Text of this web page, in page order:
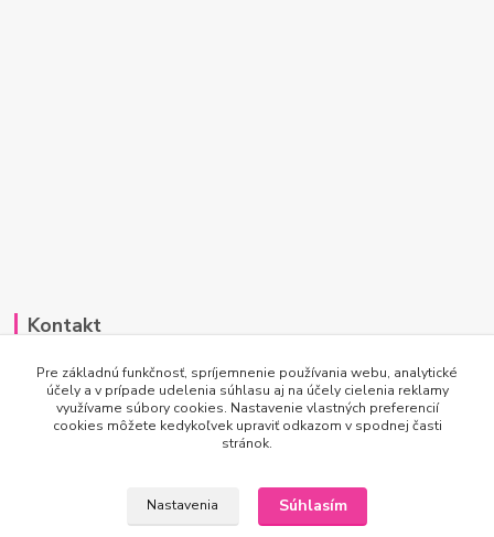
Kontakt
Po-Pi 7:00 - 15:30
info@princesscar.sk
Pre základnú funkčnosť, spríjemnenie používania webu, analytické
účely a v prípade udelenia súhlasu aj na účely cielenia reklamy
využívame súbory cookies. Nastavenie vlastných preferencií
cookies môžete kedykoľvek upraviť odkazom v spodnej časti
stránok.
Nastavenia Súhlasím